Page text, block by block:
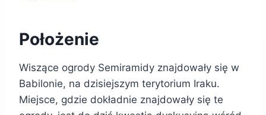
Położenie
Wiszące ogrody Semiramidy znajdowały się w
Babilonie, na dzisiejszym terytorium Iraku.
Miejsce, gdzie dokładnie znajdowały się te